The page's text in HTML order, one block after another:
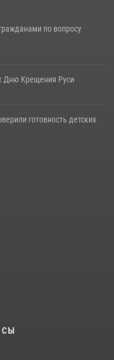
по вопросу
Дню Крещения Руси
готовность детских